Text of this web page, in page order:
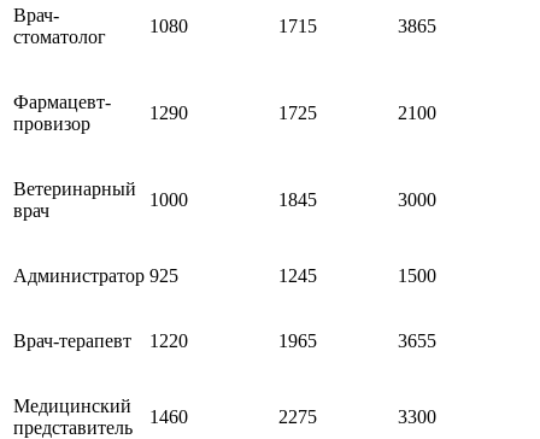
Врач-
стоматолог
1080 1715 3865
Фармацевт-
провизор
1290 1725 2100
Ветеринарный
врач
1000 1845 3000
Администратор 925 1245 1500
Врач-терапевт 1220 1965 3655
Медицинский
представитель
1460 2275 3300